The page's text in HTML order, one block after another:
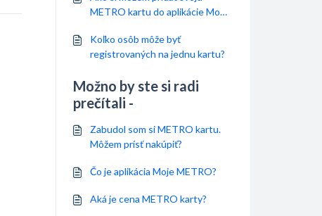
METRO kartu do aplikácie Moje
Koľko osôb môže byť
registrovaných na jednu kartu?
Možno by ste si radi
prečítali -
Zabudol som si METRO kartu.
Môžem prísť nakúpiť?
Čo je aplikácia Moje METRO?
Aká je cena METRO karty?